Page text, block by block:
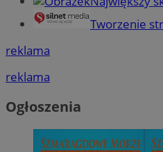
Tworzenie
reklama
reklama
Ogłoszenia